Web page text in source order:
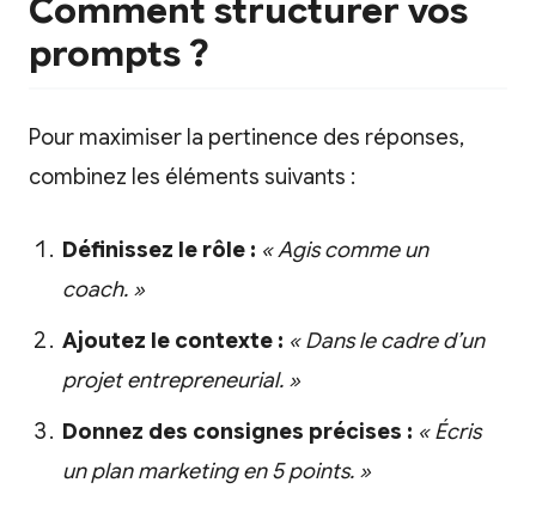
Comment structurer vos
prompts ?
Pour maximiser la pertinence des réponses,
combinez les éléments suivants :
Définissez le rôle : « Agis comme un
coach. »
Ajoutez le contexte : « Dans le cadre d’un
projet entrepreneurial. »
Donnez des consignes précises : « Écris
un plan marketing en 5 points. »